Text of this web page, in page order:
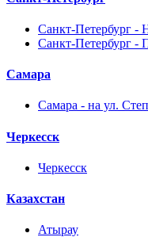
Санкт-Петербург -
Санкт-Петербург -
Самара
Самара - на ул.
Черкесск
Черкесск
Казахстан
Атырау